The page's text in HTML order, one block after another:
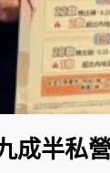
成半私